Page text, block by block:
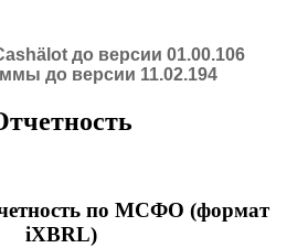
до версии 01.00.106
до версии 11.02.194
по МСФО (формат
iXBRL)